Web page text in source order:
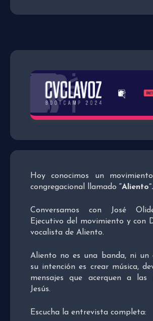
Hoy conocimos un
congregacional llamado “Aliento”.
Conversamos con José
Ejecutivo del movimiento y con
vocalista de Aliento.
Aliento no es una banda, ni un
su intención es crear música,
mensajes que acerquen a las
Jesús.
Escucha la entrevista completa: